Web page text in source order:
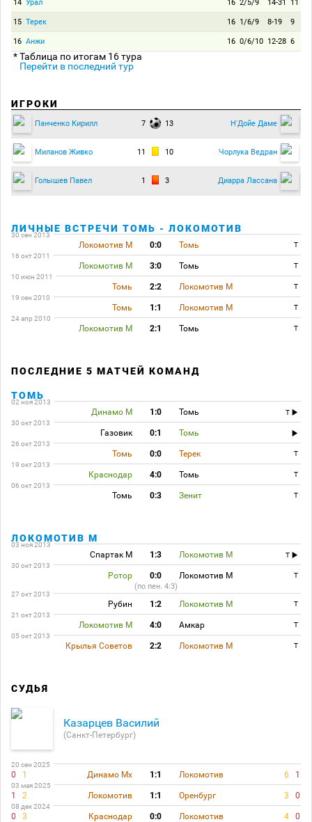
14 Урал 16 2/5/9 14-31 11
15 Терек 16 1/6/9 8-19 9
16 Анжи 16 0/6/10 12-28 6
* Таблица по итогам 16 тура
Перейти в последний тур
ИГРОКИ
Панченко Кирилл 7 13 Н'Дойе Даме
Миланов Живко 11 10 Чорлука Ведран
Голышев Павел 1 3 Диарра Лассана
ЛИЧНЫЕ ВСТРЕЧИ ТОМЬ - ЛОКОМОТИВ
30 сен 2013
Локомотив М 0:0 Томь
T
16 окт 2011
Локомотив М 3:0 Томь
T
10 июн 2011
Томь 2:2 Локомотив М
T
19 сен 2010
Томь 1:1 Локомотив М
T
24 апр 2010
Локомотив М 2:1 Томь T
ПОСЛЕДНИЕ 5 МАТЧЕЙ КОМАНД
ТОМЬ
02 ноя 2013
Динамо М 1:0 Томь
T
30 окт 2013
Газовик 0:1 Томь
26 окт 2013
Томь 0:0 Терек
T
19 окт 2013
Краснодар 4:0 Томь
T
06 окт 2013
Томь 0:3 Зенит T
ЛОКОМОТИВ М
03 ноя 2013
Спартак М 1:3 Локомотив М
T
30 окт 2013
Ротор 0:0 Локомотив М T
(по пен. 4:3)
27 окт 2013
Рубин 1:2 Локомотив М
T
21 окт 2013
Локомотив М 4:0 Амкар
T
05 окт 2013
Крылья Советов 2:2 Локомотив М T
СУДЬЯ
Казарцев Василий
(Санкт-Петербург)
20 сен 2025
0 1 Динамо Мх 1:1 Локомотив 6 1
03 мая 2025
1 2 Локомотив 1:1 Оренбург 3 0
08 дек 2024
0 3 Краснодар 0:0 Локомотив 4 0